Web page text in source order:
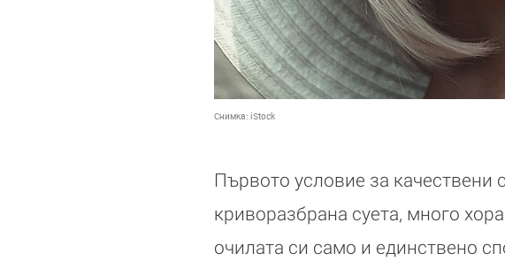
Снимка: iStock
Първото условие за качествени
криворазбрана суета, много
очилата си само и единствено